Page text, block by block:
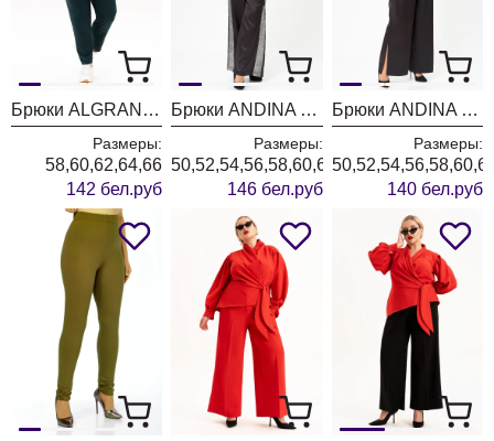
Брюки ALGRANDA (Новелла Шарм) 4066-9-4 темно-зеленый
Размеры:
58,60,62,64,66
142 бел.руб
Брюки ANDINA CITY 2031-25
Размеры:
50,52,54,56,58,60,62,64
146 бел.руб
Брюки ANDINA CITY 2030-25
Размеры:
140 бел.руб